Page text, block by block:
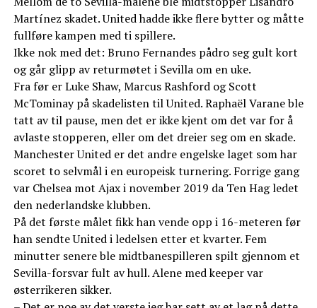
Martínez skadet. United hadde ikke flere bytter og måtte
fullføre kampen med ti spillere.
Ikke nok med det: Bruno Fernandes pådro seg gult kort
og går glipp av returmøtet i Sevilla om en uke.
Fra før er Luke Shaw, Marcus Rashford og Scott
McTominay på skadelisten til United. Raphaël Varane ble
tatt av til pause, men det er ikke kjent om det var for å
avlaste stopperen, eller om det dreier seg om en skade.
Manchester United er det andre engelske laget som har
scoret to selvmål i en europeisk turnering. Forrige gang
var Chelsea mot Ajax i november 2019 da Ten Hag ledet
den nederlandske klubben.
På det første målet fikk han vende opp i 16-meteren før
han sendte United i ledelsen etter et kvarter. Fem
minutter senere ble midtbanespilleren spilt gjennom et
Sevilla-forsvar fult av hull. Alene med keeper var
østerrikeren sikker.